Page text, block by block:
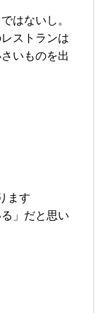
はないし。
ストランは
いものを出
ます
」だと思い